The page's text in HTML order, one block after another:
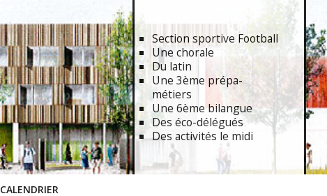
Section sportive Football
Une chorale
Du latin
Une 3ème prépa-
métiers
Une 6ème bilangue
Des éco-délégués
Des activités le midi
CALENDRIER